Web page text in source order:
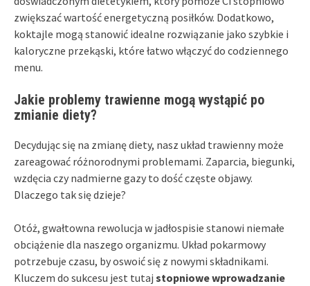
zwiększać wartość energetyczną posiłków. Dodatkowo,
koktajle mogą stanowić idealne rozwiązanie jako szybkie i
kaloryczne przekąski, które łatwo włączyć do codziennego
menu.
Jakie problemy trawienne mogą wystąpić po
zmianie diety?
Decydując się na zmianę diety, nasz układ trawienny może
zareagować różnorodnymi problemami. Zaparcia, biegunki,
wzdęcia czy nadmierne gazy to dość częste objawy.
Dlaczego tak się dzieje?
Otóż, gwałtowna rewolucja w jadłospisie stanowi niemałe
obciążenie dla naszego organizmu. Układ pokarmowy
potrzebuje czasu, by oswoić się z nowymi składnikami.
Kluczem do sukcesu jest tutaj stopniowe wprowadzanie